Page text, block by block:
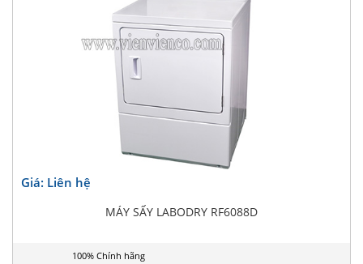
Giá: Liên hệ
MÁY SẤY LABODRY RF6088D
100% Chính hãng